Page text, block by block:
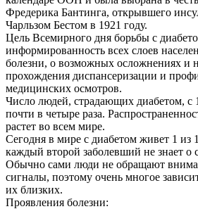
Фредерика Бантинга, открывшего
Чарльзом Бестом в 1921 году.
Цель Всемирного дня борьбы с
информированность всех слоев
болезни, о возможных осложнениях и
прохождения диспансеризации и
медицинских осмотров.
Число людей, страдающих диабетом, с
почти в четыре раза.
растет во всем мире.
Сегодня в мире с диабетом живет 1 из
каждый второй заболевший не знает о
Обычно сами люди не обращают
сигналы, поэтому очень многое
их близких.
Проявления болезни: